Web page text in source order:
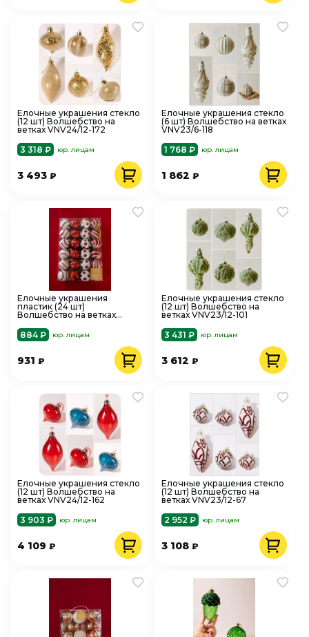
Елочные украшения стекло
(12 шт) Волшебство на
ветках VNV24/12-172
3 318 ₽
юр. лицам
3 493 ₽
Елочные украшения стекло
(6 шт) Волшебство на ветках
VNV23/6-118
1 768 ₽
юр. лицам
1 862₽
Елочные украшения
пластик (24 шт)
Волшебство на ветках
884 ₽
юр. лицам
931 ₽
Елочные украшения стекло
(12 шт) Волшебство на
ветках VNV23/12-101
3 431 ₽
юр. лицам
3 612₽
Елочные украшения стекло
(12 шт) Волшебство на
ветках VNV24/12-162
3 903 ₽
юр. лицам
4 109 ₽
Елочные украшения стекло
(12 шт) Волшебство на
ветках VNV23/12-67
2 952 ₽
юр. лицам
3 108₽